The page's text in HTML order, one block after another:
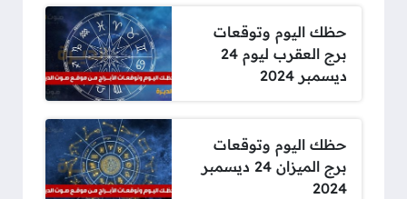
حظك اليوم وتوقعات
برج العقرب ليوم 24
ديسمبر 2024
حظك اليوم وتوقعات
برج الميزان 24 ديسمبر
2024